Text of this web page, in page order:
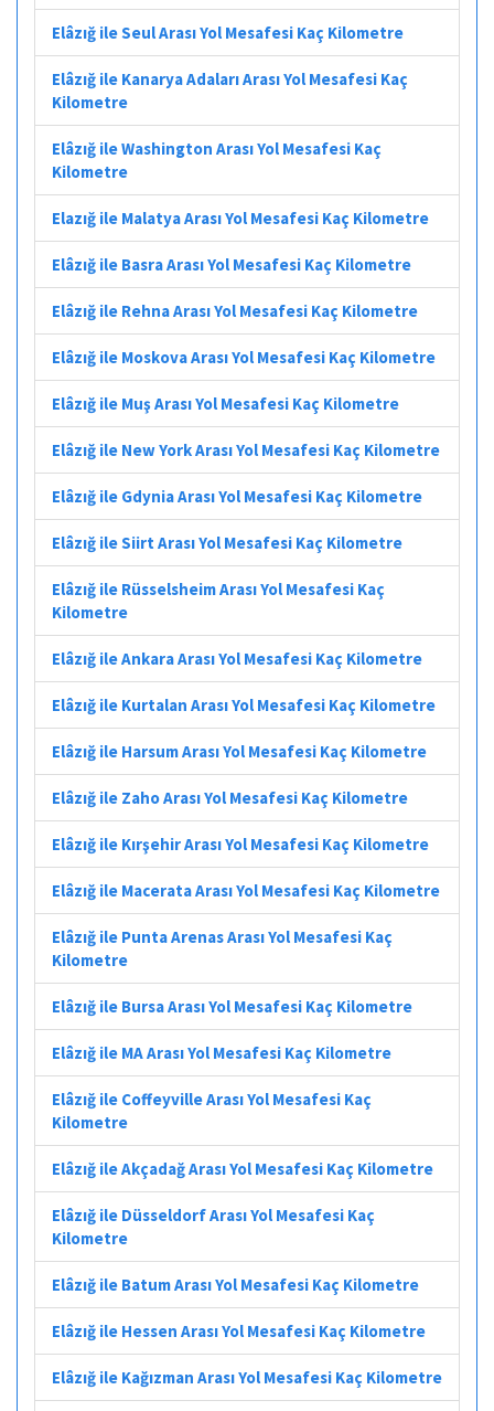
Elâzığ ile Seul Arası Yol Mesafesi Kaç Kilometre
Elâzığ ile Kanarya Adaları Arası Yol Mesafesi Kaç
Kilometre
Elâzığ ile Washington Arası Yol Mesafesi Kaç
Kilometre
Elazığ ile Malatya Arası Yol Mesafesi Kaç Kilometre
Elâzığ ile Basra Arası Yol Mesafesi Kaç Kilometre
Elâzığ ile Rehna Arası Yol Mesafesi Kaç Kilometre
Elâzığ ile Moskova Arası Yol Mesafesi Kaç Kilometre
Elâzığ ile Muş Arası Yol Mesafesi Kaç Kilometre
Elâzığ ile New York Arası Yol Mesafesi Kaç Kilometre
Elâzığ ile Gdynia Arası Yol Mesafesi Kaç Kilometre
Elâzığ ile Siirt Arası Yol Mesafesi Kaç Kilometre
Elâzığ ile Rüsselsheim Arası Yol Mesafesi Kaç
Kilometre
Elâzığ ile Ankara Arası Yol Mesafesi Kaç Kilometre
Elâzığ ile Kurtalan Arası Yol Mesafesi Kaç Kilometre
Elâzığ ile Harsum Arası Yol Mesafesi Kaç Kilometre
Elâzığ ile Zaho Arası Yol Mesafesi Kaç Kilometre
Elâzığ ile Kırşehir Arası Yol Mesafesi Kaç Kilometre
Elâzığ ile Macerata Arası Yol Mesafesi Kaç Kilometre
Elâzığ ile Punta Arenas Arası Yol Mesafesi Kaç
Kilometre
Elâzığ ile Bursa Arası Yol Mesafesi Kaç Kilometre
Elâzığ ile MA Arası Yol Mesafesi Kaç Kilometre
Elâzığ ile Coffeyville Arası Yol Mesafesi Kaç
Kilometre
Elâzığ ile Akçadağ Arası Yol Mesafesi Kaç Kilometre
Elâzığ ile Düsseldorf Arası Yol Mesafesi Kaç
Kilometre
Elâzığ ile Batum Arası Yol Mesafesi Kaç Kilometre
Elâzığ ile Hessen Arası Yol Mesafesi Kaç Kilometre
Elâzığ ile Kağızman Arası Yol Mesafesi Kaç Kilometre